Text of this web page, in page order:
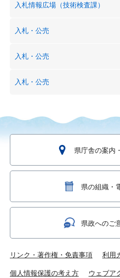
入札情報広場（技術検査課）
入札・公売
入札・公売
入札・公売
県庁舎の案内
県の組織・
県政へのご
リンク・著作権・免責事項 利用
個人情報保護の考え方 ウェブア